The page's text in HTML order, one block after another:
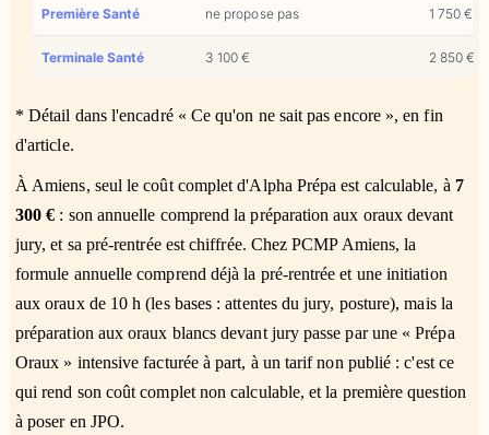
Première Santé ne propose pas 1 750 €
Terminale Santé 3 100 € 2 850 €
* Détail dans l'encadré « Ce qu'on ne sait pas encore », en fin
d'article.
À Amiens, seul le coût complet d'Alpha Prépa est calculable, à 7
300 € : son annuelle comprend la préparation aux oraux devant
jury, et sa pré-rentrée est chiffrée. Chez PCMP Amiens, la
formule annuelle comprend déjà la pré-rentrée et une initiation
aux oraux de 10 h (les bases : attentes du jury, posture), mais la
préparation aux oraux blancs devant jury passe par une « Prépa
Oraux » intensive facturée à part, à un tarif non publié : c'est ce
qui rend son coût complet non calculable, et la première question
à poser en JPO.